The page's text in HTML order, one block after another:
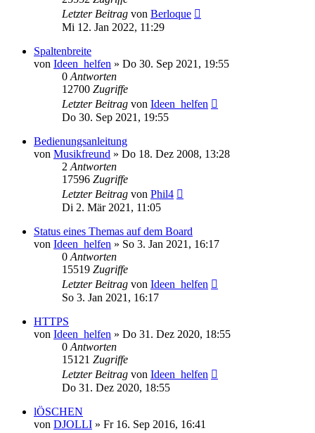
Letzter Beitrag von Berloque
Mi 12. Jan 2022, 11:29
Spaltenbreite
von Ideen_helfen » Do 30. Sep 2021, 19:55
0 Antworten
12700 Zugriffe
Letzter Beitrag von Ideen_helfen
Do 30. Sep 2021, 19:55
Bedienungsanleitung
von Musikfreund » Do 18. Dez 2008, 13:28
2 Antworten
17596 Zugriffe
Letzter Beitrag von Phil4
Di 2. Mär 2021, 11:05
Status eines Themas auf dem Board
von Ideen_helfen » So 3. Jan 2021, 16:17
0 Antworten
15519 Zugriffe
Letzter Beitrag von Ideen_helfen
So 3. Jan 2021, 16:17
HTTPS
von Ideen_helfen » Do 31. Dez 2020, 18:55
0 Antworten
15121 Zugriffe
Letzter Beitrag von Ideen_helfen
Do 31. Dez 2020, 18:55
lÖSCHEN
von DJOLLI » Fr 16. Sep 2016, 16:41